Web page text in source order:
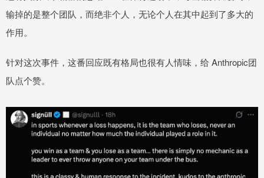
输掉的是整个团队，而绝非个人，无论个人在其中起到了多大的
作用。
针对这次事件，这番回应既有格局也很有人情味，给 Anthropic团
队点个赞。